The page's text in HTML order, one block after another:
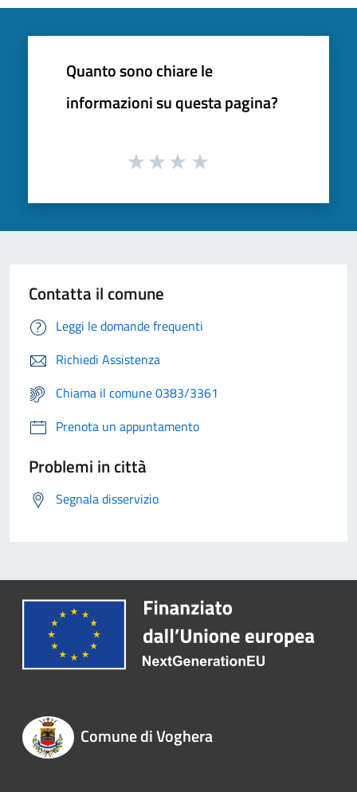
Quanto sono chiare le
informazioni su questa pagina?
Contatta il comune
Leggi le domande frequenti
Richiedi Assistenza
Chiama il comune 0383/3361
Prenota un appuntamento
Problemi in città
Segnala disservizio
Comune di Voghera